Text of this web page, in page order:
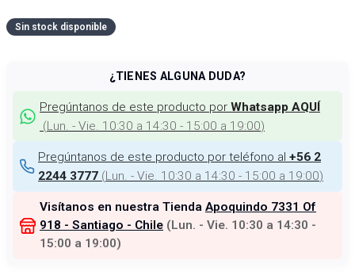
Sin stock disponible
¿TIENES ALGUNA DUDA?
Pregúntanos de este producto por Whatsapp AQUÍ
(Lun. - Vie. 10:30 a 14:30 - 15:00 a 19:00)
Pregúntanos de este producto por teléfono al +56 2
2244 3777 (Lun. - Vie. 10:30 a 14:30 - 15:00 a 19:00)
Visítanos en nuestra Tienda Apoquindo 7331 Of
918 - Santiago - Chile (Lun. - Vie. 10:30 a 14:30 -
15:00 a 19:00)